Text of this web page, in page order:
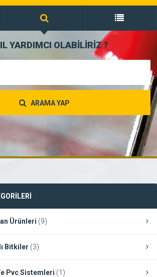
YARDIMCI OLABİLİRİZ?
ARAMA YAP
Ürünleri (9)
Bitkiler (3)
Pvc Sistemleri (1)